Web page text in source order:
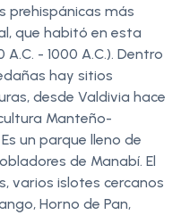
prehispánicas más
que habitó en esta
- 1000 A.C.). Dentro
hay sitios
desde Valdivia hace
Manteño-
un parque lleno de
de Manabí. El
varios islotes cercanos
Horno de Pan,